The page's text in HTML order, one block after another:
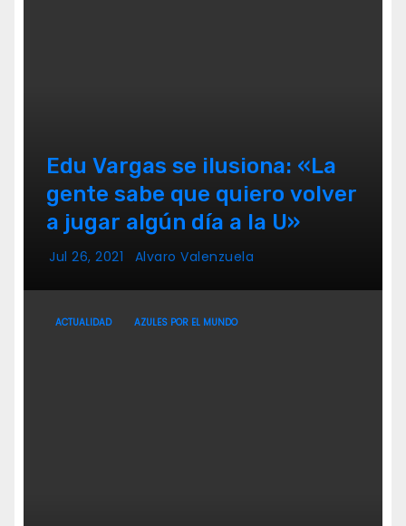
Edu Vargas se ilusiona: «La
gente sabe que quiero volver
a jugar algún día a la U»
Jul 26, 2021 Alvaro Valenzuela
ACTUALIDAD AZULES POR EL MUNDO